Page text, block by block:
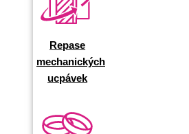
Repase
mechanických
ucpávek